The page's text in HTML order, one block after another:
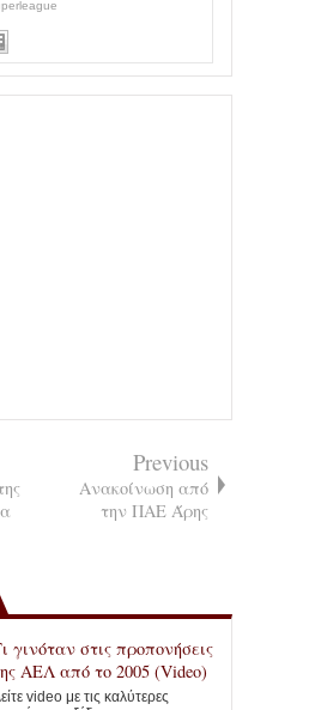
Previous
Ανακοίνωση από
την ΠΑΕ Άρης
γινόταν στις προπονήσεις
ΑΕΛ από το 2005 (Video)
video με τις καλύτερες